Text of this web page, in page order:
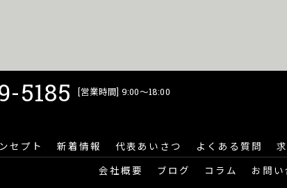
5185 [営業時間] 9:00〜18:00
セプト 新着情報 代表あいさつ よくある質問
会社概要
ブログ コラム お問い